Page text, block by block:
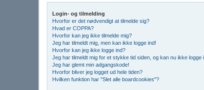
Login- og tilmelding
Hvorfor er det nødvendigt at tilmelde sig?
Hvad er COPPA?
Hvorfor kan jeg ikke tilmelde mig?
Jeg har tilmeldt mig, men kan ikke logge ind!
Hvorfor kan jeg ikke logge ind?
Jeg har tilmeldt mig for et stykke tid siden, og kan nu ikke logge
Jeg har glemt min adgangskode!
Hvorfor bliver jeg logget ud hele tiden?
Hvilken funktion har "Slet alle boardcookies"?